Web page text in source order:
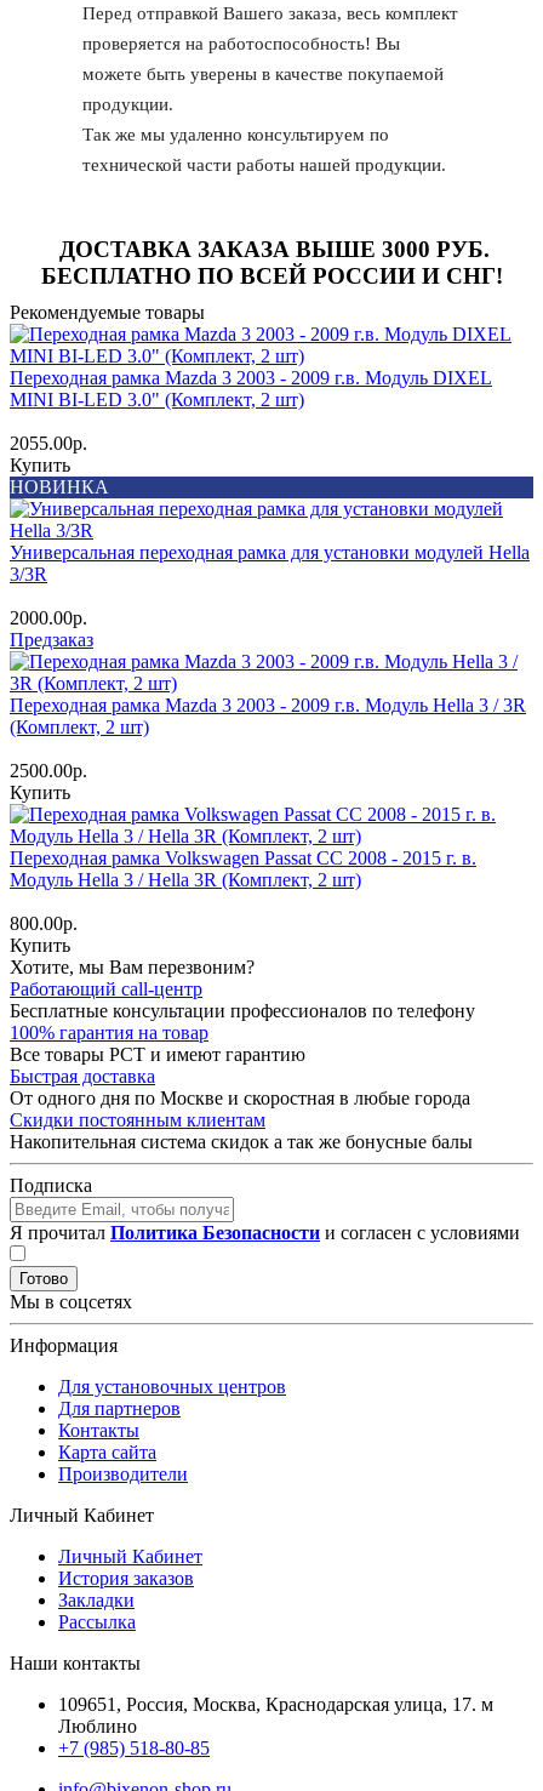
Перед отправкой Вашего заказа, весь комплект
проверяется на работоспособность! Вы
можете быть уверены в качестве покупаемой
продукции.
Так же мы удаленно консультируем по
технической части работы нашей продукции.
ДОСТАВКА ЗАКАЗА ВЫШЕ 3000 РУБ.
БЕСПЛАТНО ПО ВСЕЙ РОССИИ И СНГ!
Рекомендуемые товары
Переходная рамка Mazda 3 2003 - 2009 г.в. Модуль DIXEL
MINI BI-LED 3.0" (Комплект, 2 шт)
2055.00р.
Купить
НОВИНКА
Универсальная переходная рамка для установки модулей Hella
3/3R
2000.00р.
Предзаказ
Переходная рамка Mazda 3 2003 - 2009 г.в. Модуль Hella 3 / 3R
(Комплект, 2 шт)
2500.00р.
Купить
Переходная рамка Volkswagen Passat CC 2008 - 2015 г. в.
Модуль Hella 3 / Hella 3R (Комплект, 2 шт)
800.00р.
Купить
Хотите, мы Вам перезвоним?
Работающий call-центр
Бесплатные консультации профессионалов по телефону
100% гарантия на товар
Все товары РСТ и имеют гарантию
Быстрая доставка
От одного дня по Москве и скоростная в любые города
Скидки постоянным клиентам
Накопительная система скидок а так же бонусные балы
Подписка
Я прочитал Политика Безопасности и согласен с условиями
Готово
Мы в соцсетях
Информация
Для установочных центров
Для партнеров
Контакты
Карта сайта
Производители
Личный Кабинет
Личный Кабинет
История заказов
Закладки
Рассылка
Наши контакты
109651, Россия, Москва, Краснодарская улица, 17. м
Люблино
+7 (985) 518-80-85